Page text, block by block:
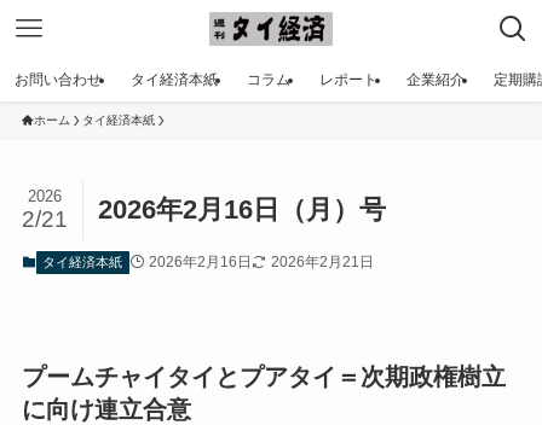
お問い合わせ タイ経済本紙 コラム レポート 企業紹介 定期購
ホーム タイ経済本紙
2026年2月16日（月）号
2026
2/21
タイ経済本紙 2026年2月16日 2026年2月21日
プームチャイタイとプアタイ＝次期政権樹立
に向け連立合意